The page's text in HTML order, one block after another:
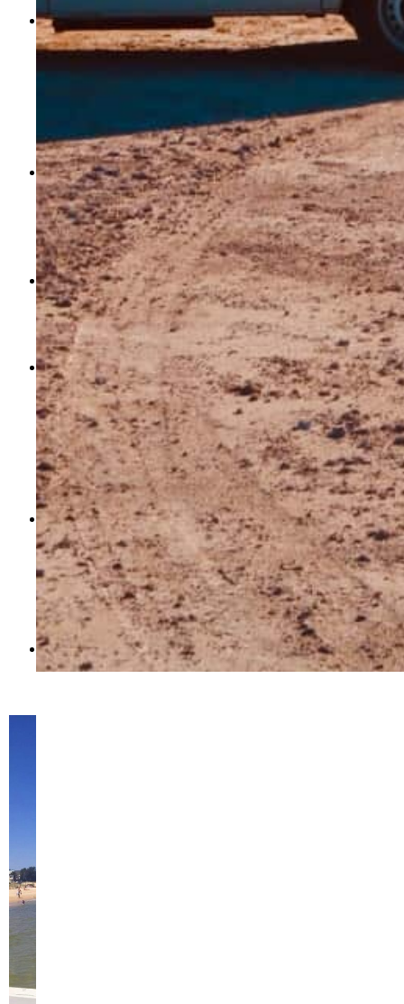
Quartier de Fitzroy: Un quartier assez bobo,
avec pleins de bars, friperies et cafés, tous les
plus adorables les uns que les autres. Un endroit
journée. Principalement, dans ce quartier, rendez-
vous à Brunswick Street, une rue bien animé dans
ce jolie quartier.
Quartier de Brunswick: à ne pas confondre du
coup avec la rue de Brunswick qui se trouve dans
Fizoy. Ici la rue principale, serait plutôtSydney
Road,ambiance sympa, avec tout pleins de
friperies.
Quartier de Carlton, ambiance à l’italienne, un
peu moins intéressant que les deux précédents, on
peut cependant y déguster des bonnes pizzas, et
profiter d’une bonne ambiance.
Quartier de Northcote: j’adore ce quartier, il fait
bon d’y vivre car peu de touristes et pas de
Backpackers. Pleins de café, restos, bars. Souvent
des concerts dans les cafés en journée et le soir
dans les bars. Un quartier gaucho, écolo. Se
rendre principalement dansHight Street.C’est ici
que c’est le plus animé.
Le CBD :Centre ville, ça ne sert à rien d’y vivre il
n’y a pas grand chose à faire. Cependant, vous
pouvez y visiter leChinatown et bien mangé. De
plus, il y a la-bas la FREE TRAM ZONE. Vous
pouvez emprunter le tram gratuitement sur tout
une partie du CBD;
St Kilda
: en bord de mer, ce quartier est sympa
pour se baigner, profiter de la plage. Animé le soir,